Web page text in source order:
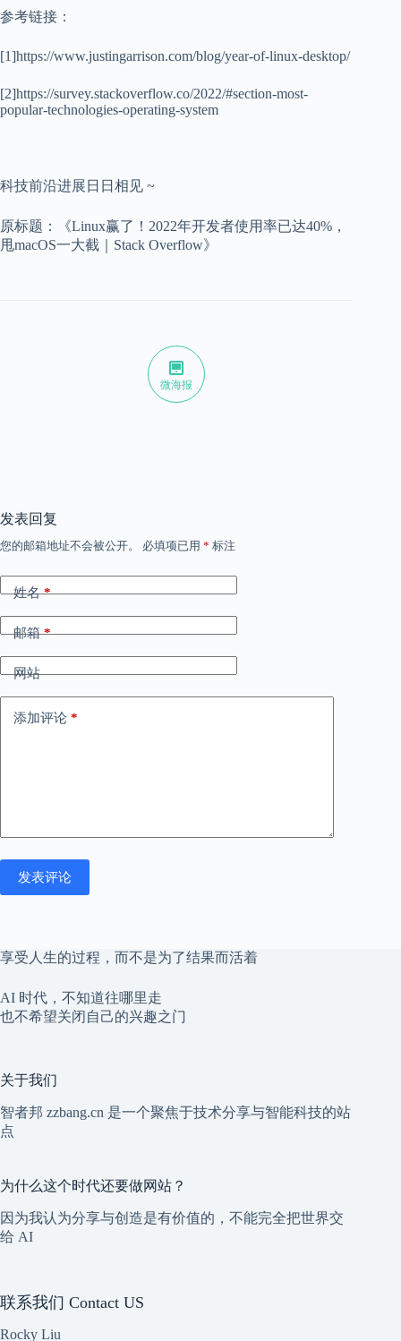
参考链接：
[1]https://www.justingarrison.com/blog/year-of-linux-desktop/
[2]https://survey.stackoverflow.co/2022/#section-most-
popular-technologies-operating-system
科技前沿进展日日相见 ~
原标题：《Linux赢了！2022年开发者使用率已达40%，
甩macOS一大截｜Stack Overflow》
微海报
发表回复
您的邮箱地址不会被公开。 必填项已用 * 标注
姓名*
邮箱*
网站
添加评论 *
发表评论
享受人生的过程，而不是为了结果而活着
AI 时代，不知道往哪里走
也不希望关闭自己的兴趣之门
关于我们
智者邦 zzbang.cn 是一个聚焦于技术分享与智能科技的站
点
为什么这个时代还要做网站？
因为我认为分享与创造是有价值的，不能完全把世界交
给 AI
联系我们 Contact US
Rocky Liu